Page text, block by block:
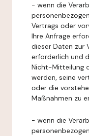
- wenn die
Vertrags oder
Ihre Anfrage
dieser Daten zur
erforderlich und
Nicht-Mitteilung
werden, seine
oder die
Maßnahmen zu
- wenn die